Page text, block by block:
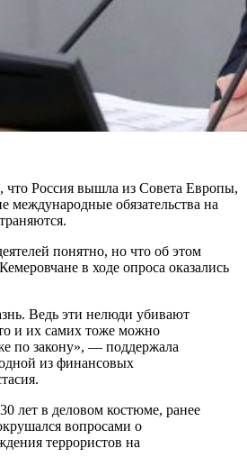
что Россия вышла из Совета Европы,
международные обязательства на
понятно, но что об этом
в ходе опроса оказались
Ведь эти нелюди убивают
и их самих тоже можно
по закону», — поддержала
из финансовых
лет в деловом костюме, ранее
вопросами о
террористов на